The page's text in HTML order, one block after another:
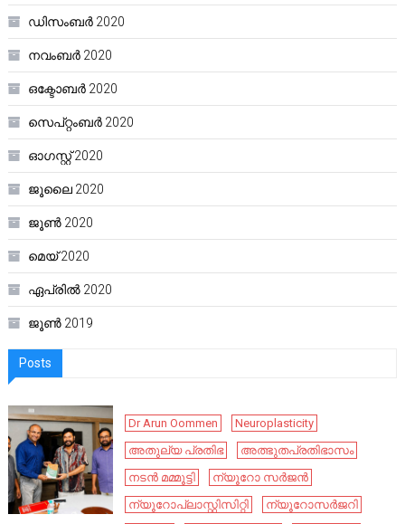
ഡിസംബർ 2020
നവംബർ 2020
ഒക്ടോബർ 2020
സെപ്റ്റംബർ 2020
ഓഗസ്റ്റ്‌ 2020
ജൂലൈ 2020
ജൂൺ 2020
മെയ്‌ 2020
ഏപ്രിൽ 2020
ജൂൺ 2019
Posts
Dr Arun Oommen
Neuroplasticity
അതുല്യ പ്രതിഭ
അത്ഭുതപ്രതിഭാസം
നടൻ മമ്മൂട്ടി
ന്യൂറോ സർജൻ
ന്യൂറോപ്ലാസ്റ്റിസിറ്റി
ന്യൂറോസർജറി